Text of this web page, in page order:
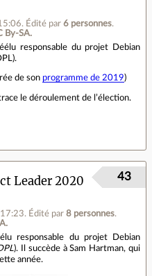
. Édité par 6 personnes.
By‑SA.
responsable du projet Debian
de son programme de 2019)
le déroulement de l’élection.
Leader 2020
. Édité par 8 personnes.
43
responsable du projet Debian
). Il succède à Sam Hartman, qui
année.